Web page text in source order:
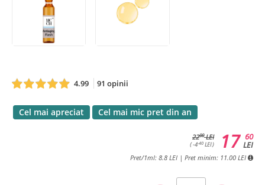
4.99 91 opinii
Cel mai apreciat Cel mai mic pret din an
2200LEI
( -4-40 LEI )
60
LEI
17
Pret/1ml: 8.8 LEI | Pret minim: 11.00 LEI